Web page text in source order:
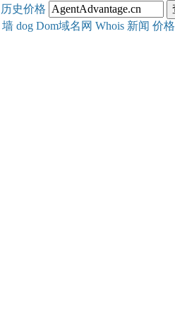
历史价格
墙 dog Dom域名网 Whois 新闻 价格